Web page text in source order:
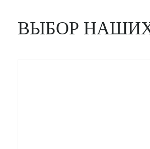
ВЫБОР